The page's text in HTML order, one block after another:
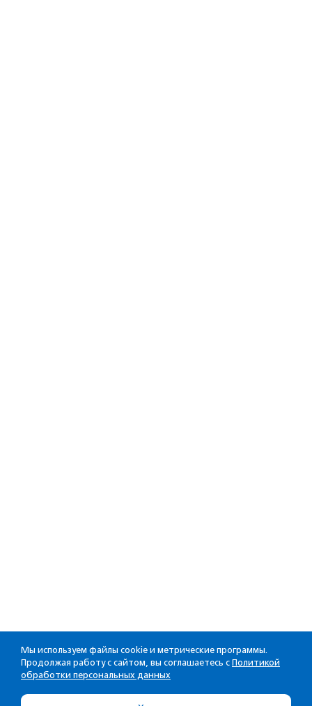
Мы используем файлы cookie и метрические программы.
Продолжая работу с сайтом, вы соглашаетесь с Политикой
обработки персональных данных